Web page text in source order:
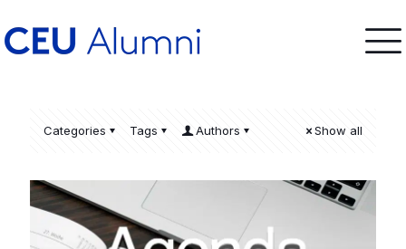
Categories Tags Authors Show all